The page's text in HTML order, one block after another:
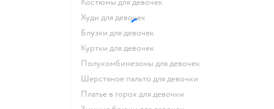
Костюмы для девочек
Худи для девочек
Блузки для девочек
Куртки для девочек
Полукомбинезоны для девочек
Шерстяное пальто для девочки
Платье в горох для девочки